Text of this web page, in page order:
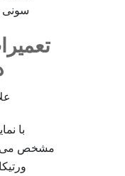
سونی
با
مشخص می